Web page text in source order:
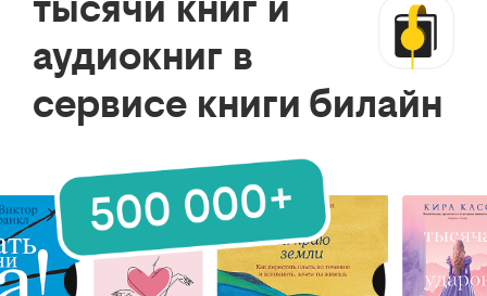
аудиокниг в
сервисе книги билайн